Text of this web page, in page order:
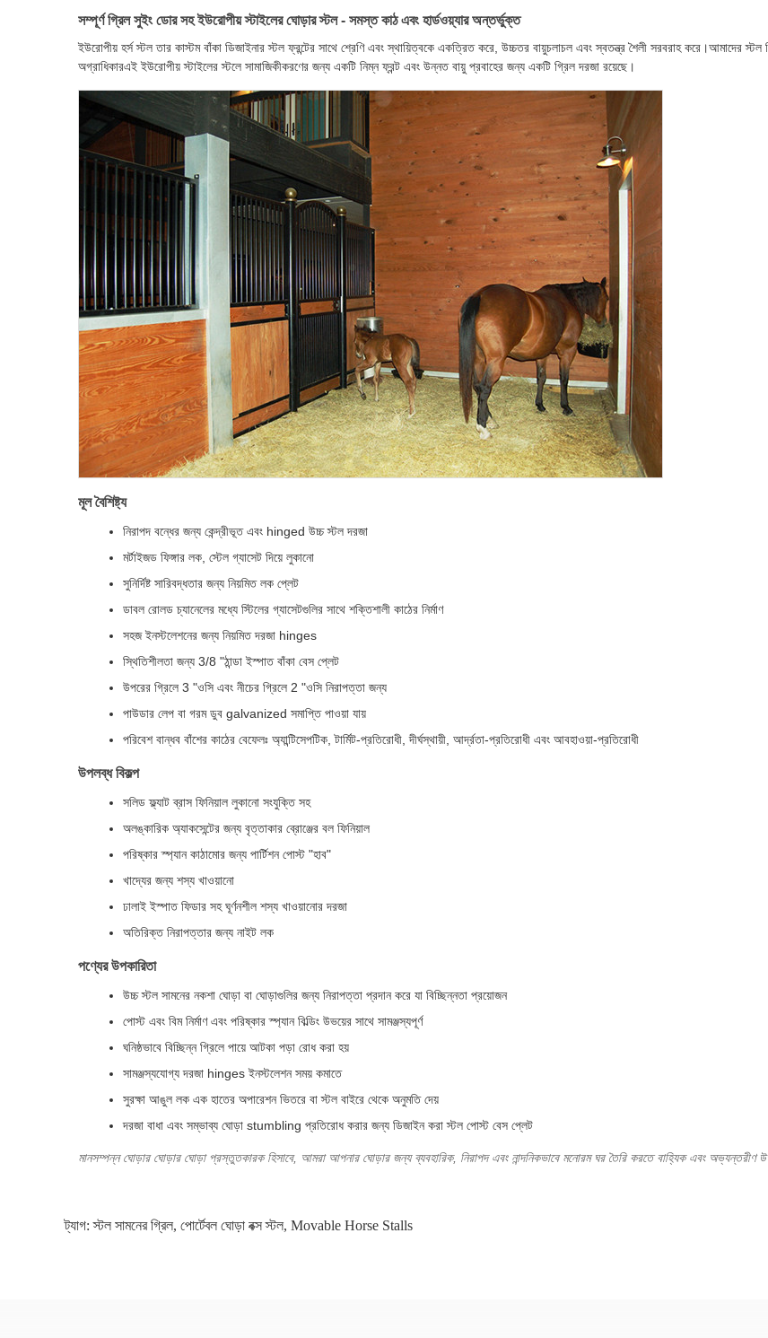
সম্পূর্ণ গ্রিল সুইং ডোর সহ ইউরোপীয় স্টাইলের ঘোড়ার স্টল - সমস্ত কাঠ এবং হার্ডওয়্যার অন্তর্ভুক্ত
ইউরোপীয় হর্স স্টল তার কাস্টম বাঁকা ডিজাইনার স্টল ফ্রন্টের সাথে শ্রেণি এবং স্থায়িত্বকে একত্রিত করে, উচ্চতর বায়ুচলাচল এবং স্বতন্ত্র শৈলী সরবরাহ করে।আমাদের
অগ্রাধিকারএই ইউরোপীয় স্টাইলের স্টলে সামাজিকীকরণের জন্য একটি নিম্ন ফ্রন্ট এবং উন্নত বায়ু প্রবাহের জন্য একটি গ্রিল দরজা রয়েছে।
মূল বৈশিষ্ট্য
নিরাপদ বন্ধের জন্য কেন্দ্রীভূত এবং hinged উচ্চ স্টল দরজা
মর্টাইজড ফিঙ্গার লক, স্টেল গ্যাসেট দিয়ে লুকানো
সুনির্দিষ্ট সারিবদ্ধতার জন্য নিয়মিত লক প্লেট
ডাবল রোলড চ্যানেলের মধ্যে স্টিলের গ্যাসেটগুলির সাথে শক্তিশালী কাঠের নির্মাণ
সহজ ইনস্টলেশনের জন্য নিয়মিত দরজা hinges
স্থিতিশীলতা জন্য 3/8 "ঠান্ডা ইস্পাত বাঁকা বেস প্লেট
উপরের গ্রিলে 3 "ওসি এবং নীচের গ্রিলে 2 "ওসি নিরাপত্তা জন্য
পাউডার লেপ বা গরম ডুব galvanized সমাপ্তি পাওয়া যায়
পরিবেশ বান্ধব বাঁশের কাঠের বেফেলঃ অ্যান্টিসেপটিক, টার্মিট-প্রতিরোধী, দীর্ঘস্থায়ী, আর্দ্রতা-প্রতিরোধী এবং আবহাওয়া-প্রতিরোধী
উপলব্ধ বিকল্প
সলিড ফ্ল্যাট ব্রাস ফিনিয়াল লুকানো সংযুক্তি সহ
অলঙ্কারিক অ্যাকসেন্টের জন্য বৃত্তাকার ব্রোঞ্জের বল ফিনিয়াল
পরিষ্কার স্প্যান কাঠামোর জন্য পার্টিশন পোস্ট "হাব"
খাদ্যের জন্য শস্য খাওয়ানো
ঢালাই ইস্পাত ফিডার সহ ঘূর্ণনশীল শস্য খাওয়ানোর দরজা
অতিরিক্ত নিরাপত্তার জন্য নাইট লক
পণ্যের উপকারিতা
উচ্চ স্টল সামনের নকশা ঘোড়া বা ঘোড়াগুলির জন্য নিরাপত্তা প্রদান করে যা বিচ্ছিন্নতা প্রয়োজন
পোস্ট এবং বিম নির্মাণ এবং পরিষ্কার স্প্যান বিল্ডিং উভয়ের সাথে সামঞ্জস্যপূর্ণ
ঘনিষ্ঠভাবে বিচ্ছিন্ন গ্রিলে পায়ে আটকা পড়া রোধ করা হয়
সামঞ্জস্যযোগ্য দরজা hinges ইনস্টলেশন সময় কমাতে
সুরক্ষা আঙুল লক এক হাতের অপারেশন ভিতরে বা স্টল বাইরে থেকে অনুমতি দেয়
দরজা বাধা এবং সম্ভাব্য ঘোড়া stumbling প্রতিরোধ করার জন্য ডিজাইন করা স্টল পোস্ট বেস প্লেট
মানসম্পন্ন ঘোড়ার ঘোড়ার ঘোড়া প্রস্তুতকারক হিসাবে, আমরা আপনার ঘোড়ার জন্য ব্যবহারিক, নিরাপদ এবং নান্দনিকভাবে মনোরম ঘর তৈরি করতে বাহ্যিক এবং
ট্যাগ:স্টল সামনের গ্রিল, পোর্টেবল ঘোড়া বক্স স্টল, Movable Horse Stalls